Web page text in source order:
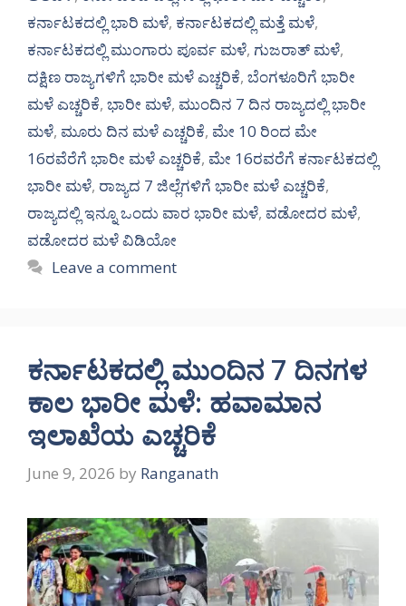
ಕರ್ನಾಟಕದಲ್ಲಿ ಭಾರಿ ಮಳೆ, ಕರ್ನಾಟಕದಲ್ಲಿ ಮತ್ತೆ ಮಳೆ,
ಕರ್ನಾಟಕದಲ್ಲಿ ಮುಂಗಾರು ಪೂರ್ವ ಮಳೆ, ಗುಜರಾತ್ ಮಳೆ,
ದಕ್ಷಿಣ ರಾಜ್ಯಗಳಿಗೆ ಭಾರೀ ಮಳೆ ಎಚ್ಚರಿಕೆ, ಬೆಂಗಳೂರಿಗೆ ಭಾರೀ
ಮಳೆ ಎಚ್ಚರಿಕೆ, ಭಾರೀ ಮಳೆ, ಮುಂದಿನ 7 ದಿನ ರಾಜ್ಯದಲ್ಲಿ ಭಾರೀ
ಮಳೆ, ಮೂರು ದಿನ ಮಳೆ ಎಚ್ಚರಿಕೆ, ಮೇ 10 ರಿಂದ ಮೇ
16ರವೆರೆಗೆ ಭಾರೀ ಮಳೆ ಎಚ್ಚರಿಕೆ, ಮೇ 16ರವರೆಗೆ ಕರ್ನಾಟಕದಲ್ಲಿ
ಭಾರೀ ಮಳೆ, ರಾಜ್ಯದ 7 ಜಿಲ್ಲೆಗಳಿಗೆ ಭಾರೀ ಮಳೆ ಎಚ್ಚರಿಕೆ,
ರಾಜ್ಯದಲ್ಲಿ ಇನ್ನೂ ಒಂದು ವಾರ ಭಾರೀ ಮಳೆ, ವಡೋದರ ಮಳೆ,
ವಡೋದರ ಮಳೆ ವಿಡಿಯೋ
Leave a comment
ಕರ್ನಾಟಕದಲ್ಲಿ ಮುಂದಿನ 7 ದಿನಗಳ
ಕಾಲ ಭಾರೀ ಮಳೆ: ಹವಾಮಾನ
ಇಲಾಖೆಯ ಎಚ್ಚರಿಕೆ
June 9, 2026 by Ranganath